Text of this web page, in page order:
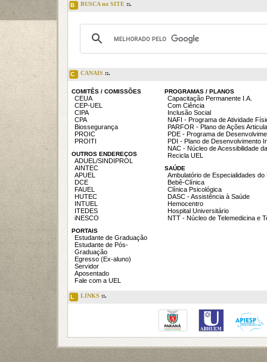
B BUSCA no SITE ::.
C CANAIS ::.
COMITÊS / COMISSÕES
CEUA
CEP-UEL
CIPA
CPA
Biossegurança
PROIC
PROITI
OUTROS ENDEREÇOS
ADUEL/SINDIPROL
AINTEC
APUEL
DCE
FAUEL
HUTEC
INTUEL
ITEDES
iNESCO
PORTAIS
Estudante de Graduação
Estudante de Pós-
Graduação
Egresso (Ex-aluno)
Servidor
Aposentado
Fale com a UEL
PROGRAMAS / PLANOS
Capacitação Permanente I.A.
Com Ciência
Inclusão Social
NAFI - Programa de Atividade
PARFOR - Plano de Ações
PDE - Programa de
PDI - Plano de Desenvolvimento
NAC - Núcleo de Acessibilidade
Recicla UEL
SAÚDE
Ambulatório de Especialidades do
Bebê-Clínica
Clínica Psicológica
DASC - Assistência à Saúde
Hemocentro
Hospital Universitário
NTT - Núcleo de Telemedicina e
L LINKS ::.